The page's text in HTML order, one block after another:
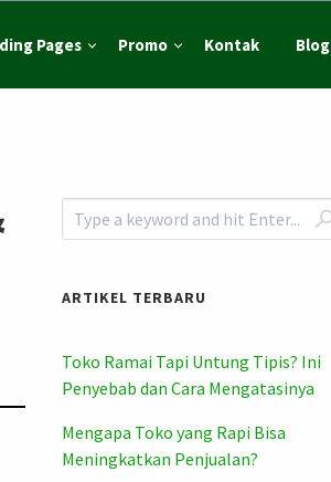
Pages Promo Kontak Blog
ARTIKEL TERBARU
Toko Ramai Tapi Untung Tipis? Ini
Penyebab dan Cara Mengatasinya
Mengapa Toko yang Rapi Bisa
Meningkatkan Penjualan?